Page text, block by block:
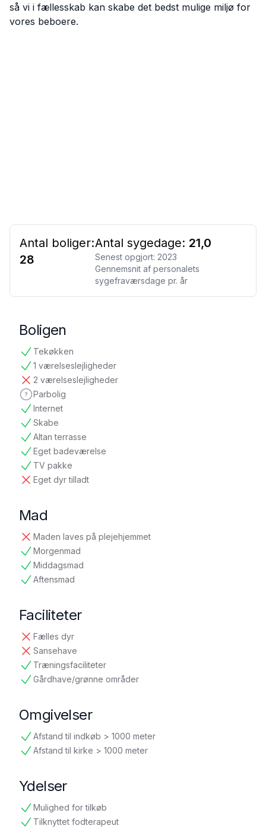
så vi i fællesskab kan skabe det bedst mulige miljø for
vores beboere.
Antal boliger:
28
Antal sygedage: 21,0
Senest opgjort:2023
Gennemsnit af personalets
sygefraværsdage pr. år
Boligen
Tekøkken
tilgængelig
1 værelseslejligheder
tilgængelig
2 værelseslejligheder
ikke tilgængelig
Parbolig
ikke oplyst
Internet
tilgængelig
Skabe
tilgængelig
Altan terrasse
tilgængelig
Eget badeværelse
tilgængelig
TV pakke
tilgængelig
Eget dyr tilladt
ikke tilgængelig
Mad
Maden laves på plejehjemmet
ikke tilgængelig
Morgenmad
tilgængelig
Middagsmad
tilgængelig
Aftensmad
tilgængelig
Faciliteter
Fælles dyr
ikke tilgængelig
Sansehave
ikke tilgængelig
Træningsfaciliteter
tilgængelig
Gårdhave/grønne områder
tilgængelig
Omgivelser
Afstand til indkøb > 1000 meter
tilgængelig
Afstand til kirke > 1000 meter
tilgængelig
Ydelser
Mulighed for tilkøb
tilgængelig
Tilknyttet fodterapeut
tilgængelig